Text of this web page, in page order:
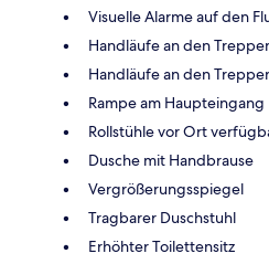
Visuelle Alarme auf den
Handläufe an den
Handläufe an den
Rampe am Haupteingang
Rollstühle vor Ort
Dusche mit Handbrause
Vergrößerungsspiegel
Tragbarer Duschstuhl
Erhöhter Toilettensitz